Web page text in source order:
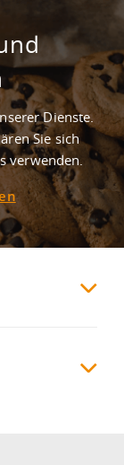
EXPORT PDF
Dienste.
Sie sich
verwenden.